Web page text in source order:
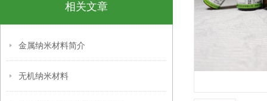
相关文章
金属纳米材料简介
无机纳米材料